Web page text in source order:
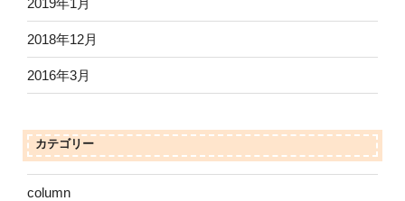
2018年12月
2016年3月
カテゴリー
column